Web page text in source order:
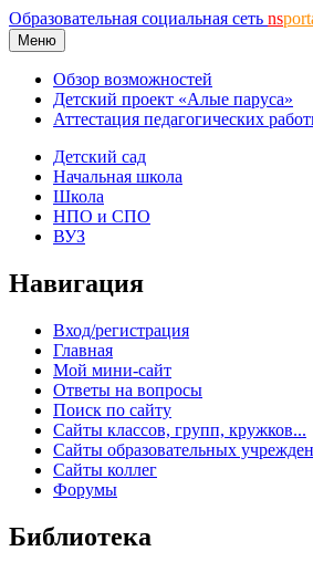
Образовательная социальная сеть ns
Меню
Обзор возможностей
Детский проект «Алые паруса»
Аттестация педагогических
Детский сад
Начальная школа
Школа
НПО и СПО
ВУЗ
Навигация
Вход/регистрация
Главная
Мой мини-сайт
Ответы на вопросы
Поиск по сайту
Сайты классов, групп, кружков...
Сайты образовательных
Сайты коллег
Форумы
Библиотека